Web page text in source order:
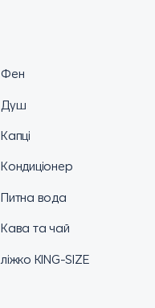
Фен
Душ
Капці
Кондиціонер
Питна вода
Кава та чай
ліжко KING-SIZE